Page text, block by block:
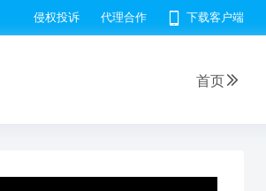
侵权投诉 代理合作 下载客户端
首页